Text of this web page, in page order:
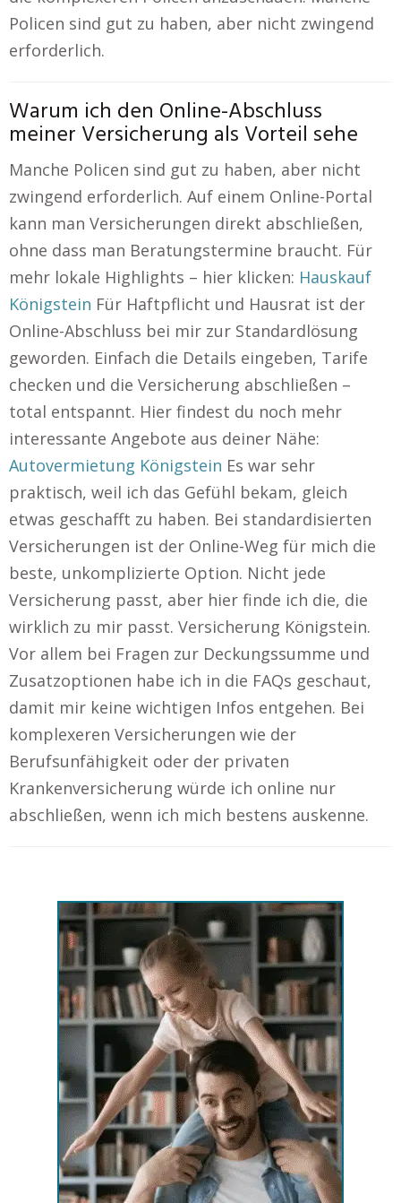
Policen sind gut zu haben, aber nicht zwingend
erforderlich.
Warum ich den Online-Abschluss
meiner Versicherung als Vorteil sehe
Manche Policen sind gut zu haben, aber nicht
zwingend erforderlich. Auf einem Online-Portal
kann man Versicherungen direkt abschließen,
ohne dass man Beratungstermine braucht. Für
mehr lokale Highlights – hier klicken: Hauskauf
Königstein Für Haftpflicht und Hausrat ist der
Online-Abschluss bei mir zur Standardlösung
geworden. Einfach die Details eingeben, Tarife
checken und die Versicherung abschließen –
total entspannt. Hier findest du noch mehr
interessante Angebote aus deiner Nähe:
Autovermietung Königstein Es war sehr
praktisch, weil ich das Gefühl bekam, gleich
etwas geschafft zu haben. Bei standardisierten
Versicherungen ist der Online-Weg für mich die
beste, unkomplizierte Option. Nicht jede
Versicherung passt, aber hier finde ich die, die
wirklich zu mir passt. Versicherung Königstein.
Vor allem bei Fragen zur Deckungssumme und
Zusatzoptionen habe ich in die FAQs geschaut,
damit mir keine wichtigen Infos entgehen. Bei
komplexeren Versicherungen wie der
Berufsunfähigkeit oder der privaten
Krankenversicherung würde ich online nur
abschließen, wenn ich mich bestens auskenne.